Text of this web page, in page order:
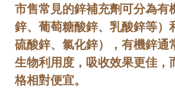
市售常見的鋅補充劑可分為有
鋅、葡萄糖酸鋅、乳酸鋅等）
硫酸鋅、氯化鋅），有機鋅通
生物利用度，吸收效果更佳，
格相對便宜。